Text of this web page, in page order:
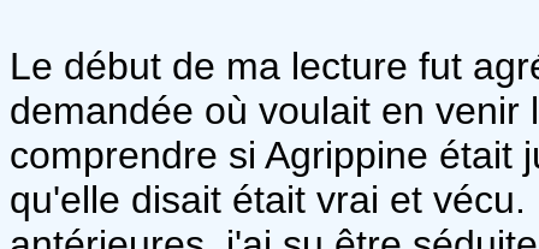
Le début de ma lecture fut
demandée où voulait en venir
comprendre si Agrippine était
qu'elle disait était vrai et